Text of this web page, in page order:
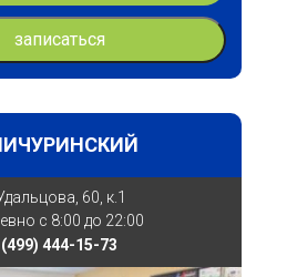
записаться
60, к.1
с 8:00 до 22:00
444-15-73